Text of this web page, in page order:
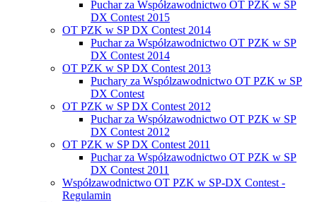
Puchar za Współzawodnictwo OT PZK w SP
DX Contest 2015
OT PZK w SP DX Contest 2014
Puchar za Współzawodnictwo OT PZK w SP
DX Contest 2014
OT PZK w SP DX Contest 2013
Puchary za Wspólzawodnictwo OT PZK w SP
DX Contest
OT PZK w SP DX Contest 2012
Puchar za Współzawodnictwo OT PZK w SP
DX Contest 2012
OT PZK w SP DX Contest 2011
Puchar za Współzawodnictwo OT PZK w SP
DX Contest 2011
Współzawodnictwo OT PZK w SP-DX Contest -
Regulamin